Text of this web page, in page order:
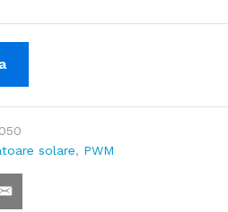
solare, PWM